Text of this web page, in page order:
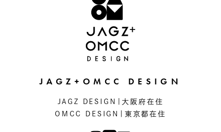
JAGZ+OMCC DESIGN
JAGZ DESIGN|大阪府在住
OMCC DESIGN|東京都在住